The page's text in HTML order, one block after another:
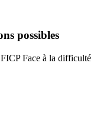
possibles
Face à la difficulté